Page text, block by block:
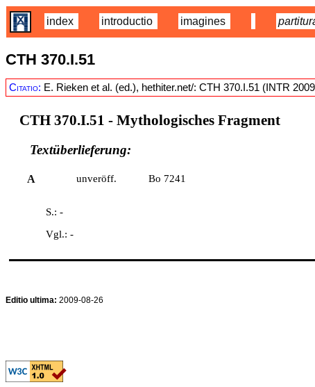
index introductio imagines
CTH 370.I.51
Citatio: E. Rieken et al. (ed.), hethiter.net/: CTH 370.I.51 (INTR
CTH 370.I.51 - Mythologisches Fragment
Textüberlieferung:
A unveröff. Bo 7241
S.: -
Vgl.: -
Editio ultima: 2009-08-26